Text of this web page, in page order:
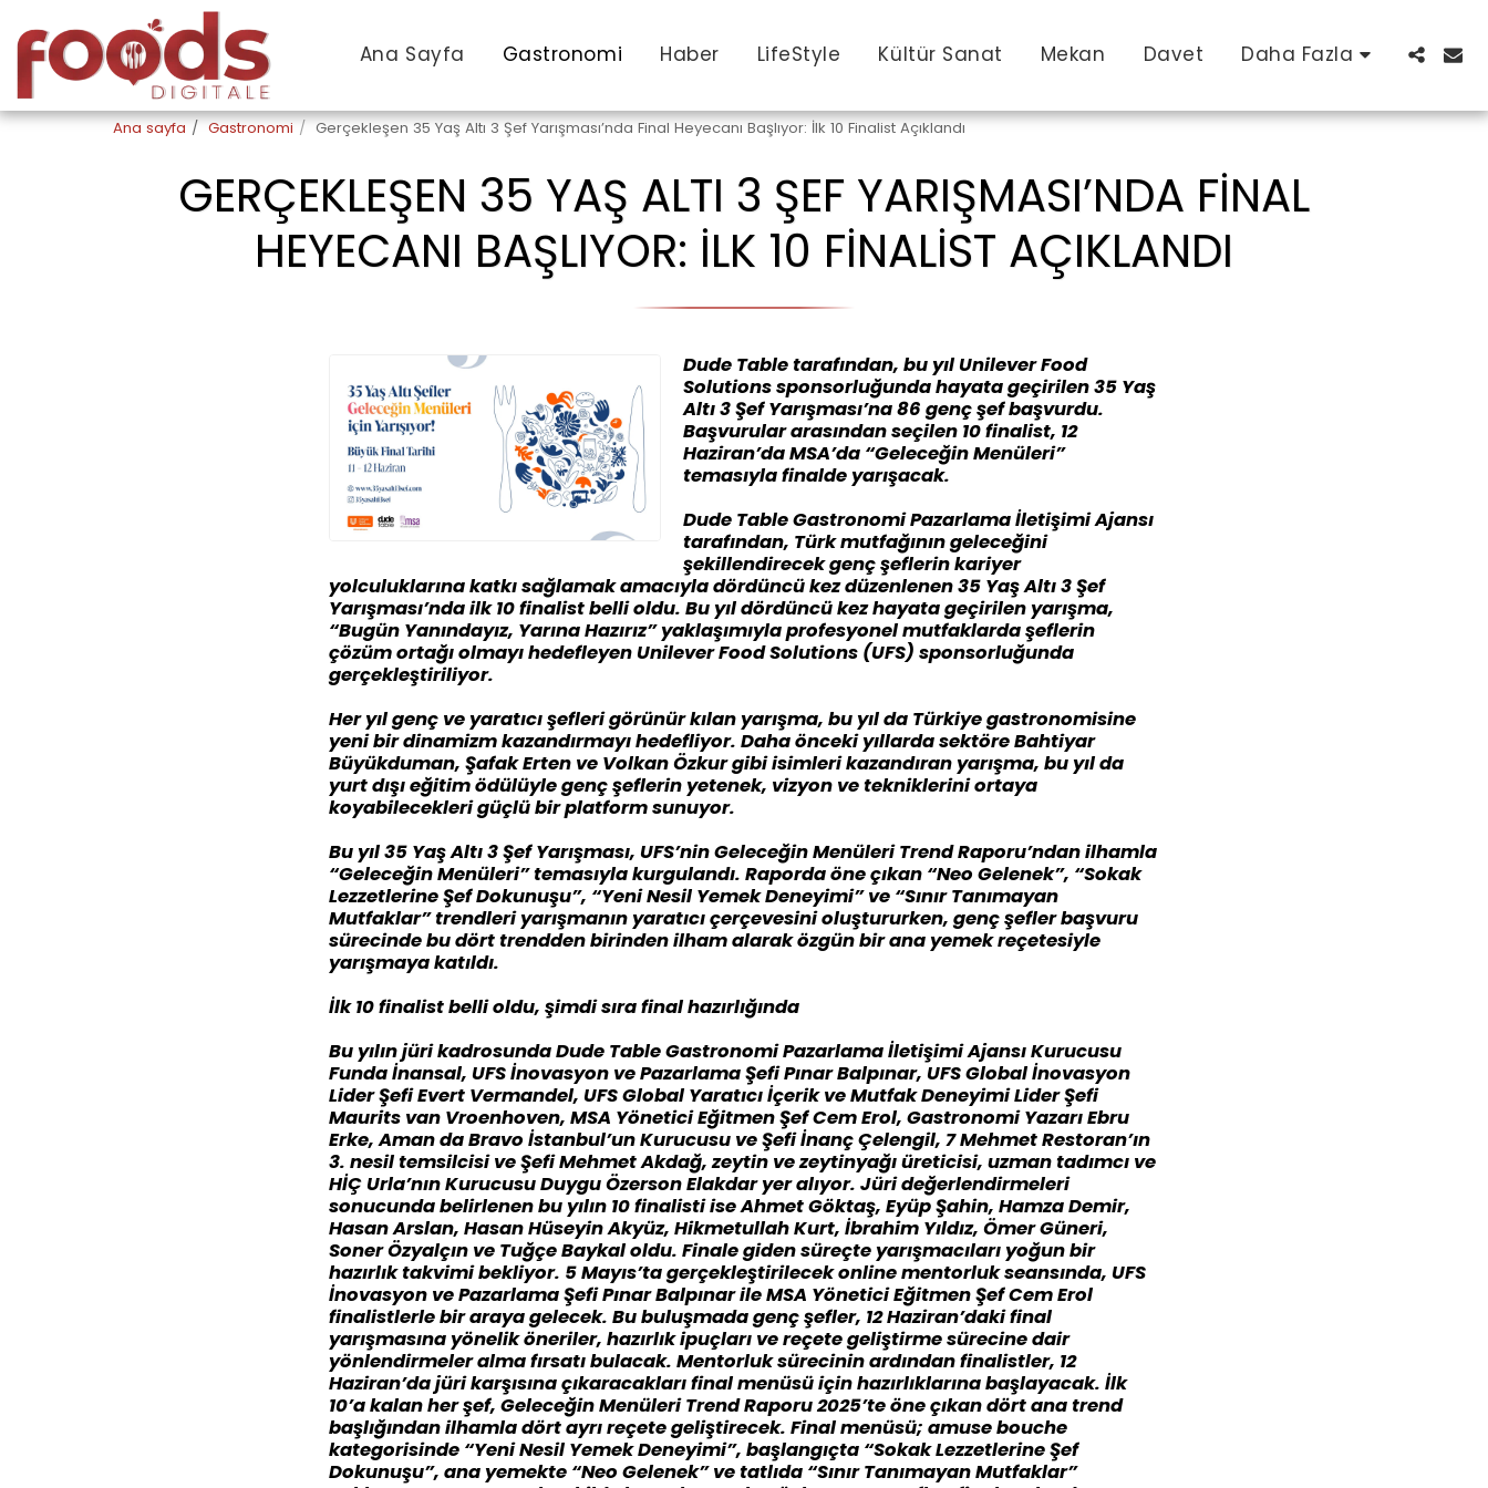
Ana Sayfa Gastronomi Haber LifeStyle Kültür Sanat Mekan Davet Daha Fazla
Ana sayfa Gastronomi Gerçekleşen 35 Yaş Altı 3 Şef Yarışması’nda Final Heyecanı Başlıyor: İlk 10 Finalist Açıklandı
GERÇEKLEŞEN 35 YAŞ ALTI 3 ŞEF YARIŞMASI’NDA FINAL
HEYECANI BAŞLIYOR: İLK 10 FINALIST AÇIKLANDI
Dude Table tarafından, bu yıl Unilever Food
Solutions sponsorluğunda hayata geçirilen 35 Yaş
Altı 3 Şef Yarışması’na 86 genç şef başvurdu.
Başvurular arasından seçilen 10 finalist, 12
Haziran’da MSA’da “Geleceğin Menüleri”
temasıyla finalde yarışacak.
Dude Table Gastronomi Pazarlama İletişimi Ajansı
tarafından, Türk mutfağının geleceğini
şekillendirecek genç şeflerin kariyer
yolculuklarına katkı sağlamak amacıyla dördüncü kez düzenlenen 35 Yaş Altı 3 Şef
Yarışması’nda ilk 10 finalist belli oldu. Bu yıl dördüncü kez hayata geçirilen yarışma,
“Bugün Yanındayız, Yarına Hazırız” yaklaşımıyla profesyonel mutfaklarda şeflerin
çözüm ortağı olmayı hedefleyen Unilever Food Solutions (UFS) sponsorluğunda
gerçekleştiriliyor.
Her yıl genç ve yaratıcı şefleri görünür kılan yarışma, bu yıl da Türkiye gastronomisine
yeni bir dinamizm kazandırmayı hedefliyor. Daha önceki yıllarda sektöre Bahtiyar
Büyükduman, Şafak Erten ve Volkan Özkur gibi isimleri kazandıran yarışma, bu yıl da
yurt dışı eğitim ödülüyle genç şeflerin yetenek, vizyon ve tekniklerini ortaya
koyabilecekleri güçlü bir platform sunuyor.
Bu yıl 35 Yaş Altı 3 Şef Yarışması, UFS’nin Geleceğin Menüleri Trend Raporu’ndan ilhamla
“Geleceğin Menüleri” temasıyla kurgulandı. Raporda öne çıkan “Neo Gelenek”, “Sokak
Lezzetlerine Şef Dokunuşu”, “Yeni Nesil Yemek Deneyimi” ve “Sınır Tanımayan
Mutfaklar” trendleri yarışmanın yaratıcı çerçevesini oluştururken, genç şefler başvuru
sürecinde bu dört trendden birinden ilham alarak özgün bir ana yemek reçetesiyle
yarışmaya katıldı.
İlk 10 finalist belli oldu, şimdi sıra final hazırlığında
Bu yılın jüri kadrosunda Dude Table Gastronomi Pazarlama İletişimi Ajansı Kurucusu
Funda İnansal, UFS İnovasyon ve Pazarlama Şefi Pınar Balpınar, UFS Global İnovasyon
Lider Şefi Evert Vermandel, UFS Global Yaratıcı İçerik ve Mutfak Deneyimi Lider Şefi
Maurits van Vroenhoven, MSA Yönetici Eğitmen Şef Cem Erol, Gastronomi Yazarı Ebru
Erke, Aman da Bravo İstanbul’un Kurucusu ve Şefi İnanç Çelengil, 7 Mehmet Restoran’ın
3. nesil temsilcisi ve Şefi Mehmet Akdağ, zeytin ve zeytinyağı üreticisi, uzman tadımcı ve
HİÇ Urla’nın Kurucusu Duygu Özerson Elakdar yer alıyor. Jüri değerlendirmeleri
sonucunda belirlenen bu yılın 10 finalisti ise Ahmet Göktaş, Eyüp Şahin, Hamza Demir,
Hasan Arslan, Hasan Hüseyin Akyüz, Hikmetullah Kurt, İbrahim Yıldız, Ömer Güneri,
Soner Özyalçın ve Tuğçe Baykal oldu. Finale giden süreçte yarışmacıları yoğun bir
hazırlık takvimi bekliyor. 5 Mayıs’ta gerçekleştirilecek online mentorluk seansında, UFS
İnovasyon ve Pazarlama Şefi Pınar Balpınar ile MSA Yönetici Eğitmen Şef Cem Erol
finalistlerle bir araya gelecek. Bu buluşmada genç şefler, 12 Haziran’daki final
yarışmasına yönelik öneriler, hazırlık ipuçları ve reçete geliştirme sürecine dair
yönlendirmeler alma fırsatı bulacak. Mentorluk sürecinin ardından finalistler, 12
Haziran’da jüri karşısına çıkaracakları final menüsü için hazırlıklarına başlayacak. İlk
10’a kalan her şef, Geleceğin Menüleri Trend Raporu 2025’te öne çıkan dört ana trend
başlığından ilhamla dört ayrı reçete geliştirecek. Final menüsü; amuse bouche
kategorisinde “Yeni Nesil Yemek Deneyimi”, başlangıçta “Sokak Lezzetlerine Şef
Dokunuşu”, ana yemekte “Neo Gelenek” ve tatlıda “Sınır Tanımayan Mutfaklar”